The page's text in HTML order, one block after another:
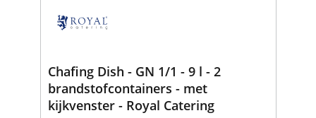
Chafing Dish - GN 1/1 - 9 l - 2
brandstofcontainers - met
kijkvenster - Royal Catering